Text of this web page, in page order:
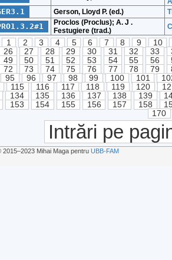
Gerson, Lloyd P. (ed.)
Proclos (Proclus); A. J .
Festugiere (trad.)
1 2 3 4 5 6 7 8 9
10
26 27 28 29 30 31 32 33
49 50 51 52 53 54 55 56
72 73 74 75 76 77 78 79
95 96 97 98 99 100 101
115 116 117 118 119 120
134 135 136 137 138 139
153 154 155 156 157 158
170
Intrări pe
2015‒2023 Mihai Maga pentru UBB-FAM